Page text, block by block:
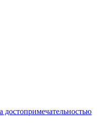
достопримечательностью